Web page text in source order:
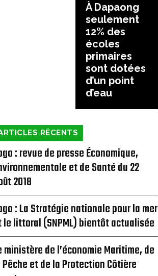
À Dapaong
seulement
12% des
écoles
primaires
sont dotées
d’un point
d’eau
RÉCENTS
: revue de presse Économique,
et de Santé du 22
2018
: La Stratégie nationale pour la mer
le littoral (SNPML) bientôt actualisée
ministère de l’économie Maritime, de
et de la Protection Côtière